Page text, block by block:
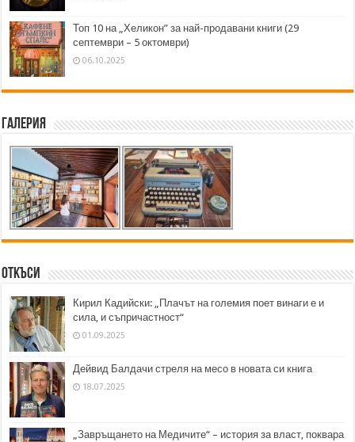
Топ 10 на „Хеликон” за най-продавани книги (29
септември – 5 октомври)
06.10.2025
Галерия
Откъси
Кирил Кадийски: „Плачът на големия поет винаги е и
сила, и съпричастност“
01.09.2025
Дейвид Балдачи стреля на месо в новата си книга
18.07.2025
„Завръщането на Медичите“ – история за власт, поквара